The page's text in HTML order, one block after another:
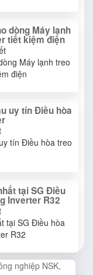
dòng Máy lạnh
tiết kiệm điện
Máy lạnh treo
điện
uy tín Điều hòa
tín Điều hòa treo
tại SG Điều
Inverter R32
tại SG Điều hòa
R32